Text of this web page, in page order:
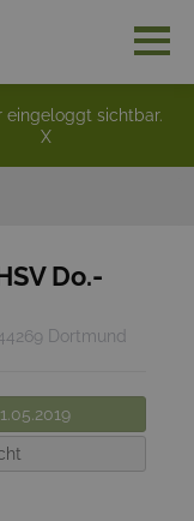
eingeloggt sichtbar.
X
Do.-
Dortmund